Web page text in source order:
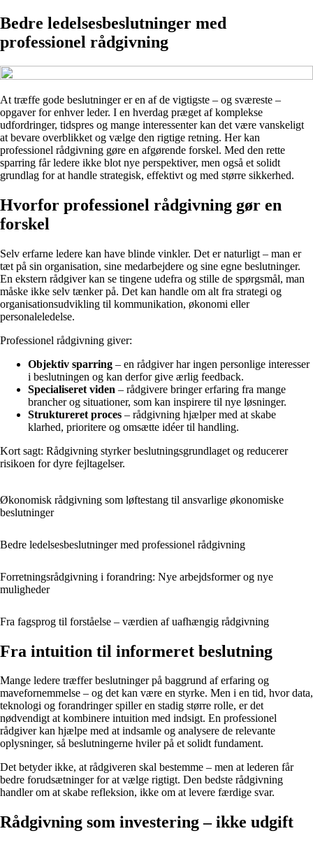
Bedre ledelsesbeslutninger med
professionel rådgivning
At træffe gode beslutninger er en af de vigtigste – og sværeste –
opgaver for enhver leder. I en hverdag præget af komplekse
udfordringer, tidspres og mange interessenter kan det være vanskeligt
at bevare overblikket og vælge den rigtige retning. Her kan
professionel rådgivning gøre en afgørende forskel. Med den rette
sparring får ledere ikke blot nye perspektiver, men også et solidt
grundlag for at handle strategisk, effektivt og med større sikkerhed.
Hvorfor professionel rådgivning gør en
forskel
Selv erfarne ledere kan have blinde vinkler. Det er naturligt – man er
tæt på sin organisation, sine medarbejdere og sine egne beslutninger.
En ekstern rådgiver kan se tingene udefra og stille de spørgsmål, man
måske ikke selv tænker på. Det kan handle om alt fra strategi og
organisationsudvikling til kommunikation, økonomi eller
personaleledelse.
Professionel rådgivning giver:
Objektiv sparring – en rådgiver har ingen personlige interesser
i beslutningen og kan derfor give ærlig feedback.
Specialiseret viden – rådgivere bringer erfaring fra mange
brancher og situationer, som kan inspirere til nye løsninger.
Struktureret proces – rådgivning hjælper med at skabe
klarhed, prioritere og omsætte idéer til handling.
Kort sagt: Rådgivning styrker beslutningsgrundlaget og reducerer
risikoen for dyre fejltagelser.
Økonomisk rådgivning som løftestang til ansvarlige økonomiske
beslutninger
Bedre ledelsesbeslutninger med professionel rådgivning
Forretningsrådgivning i forandring: Nye arbejdsformer og nye
muligheder
Fra fagsprog til forståelse – værdien af uafhængig rådgivning
Fra intuition til informeret beslutning
Mange ledere træffer beslutninger på baggrund af erfaring og
mavefornemmelse – og det kan være en styrke. Men i en tid, hvor data,
teknologi og forandringer spiller en stadig større rolle, er det
nødvendigt at kombinere intuition med indsigt. En professionel
rådgiver kan hjælpe med at indsamle og analysere de relevante
oplysninger, så beslutningerne hviler på et solidt fundament.
Det betyder ikke, at rådgiveren skal bestemme – men at lederen får
bedre forudsætninger for at vælge rigtigt. Den bedste rådgivning
handler om at skabe refleksion, ikke om at levere færdige svar.
Rådgivning som investering – ikke udgift